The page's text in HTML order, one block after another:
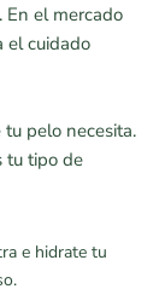
En el mercado
el cuidado
tu pelo necesita.
tu tipo de
e hidrate tu